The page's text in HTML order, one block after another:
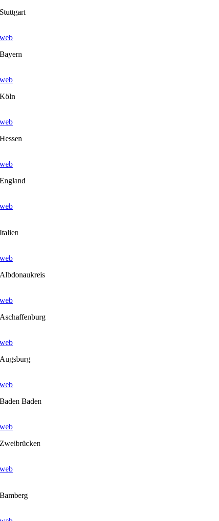
Stuttgart
web
Bayern
web
Köln
web
Hessen
web
England
web
Italien
web
Albdonaukreis
web
Aschaffenburg
web
Augsburg
web
Baden Baden
web
Zweibrücken
web
Bamberg